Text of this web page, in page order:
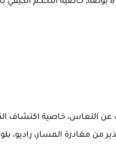
النعاس، خاصية اكتشاف